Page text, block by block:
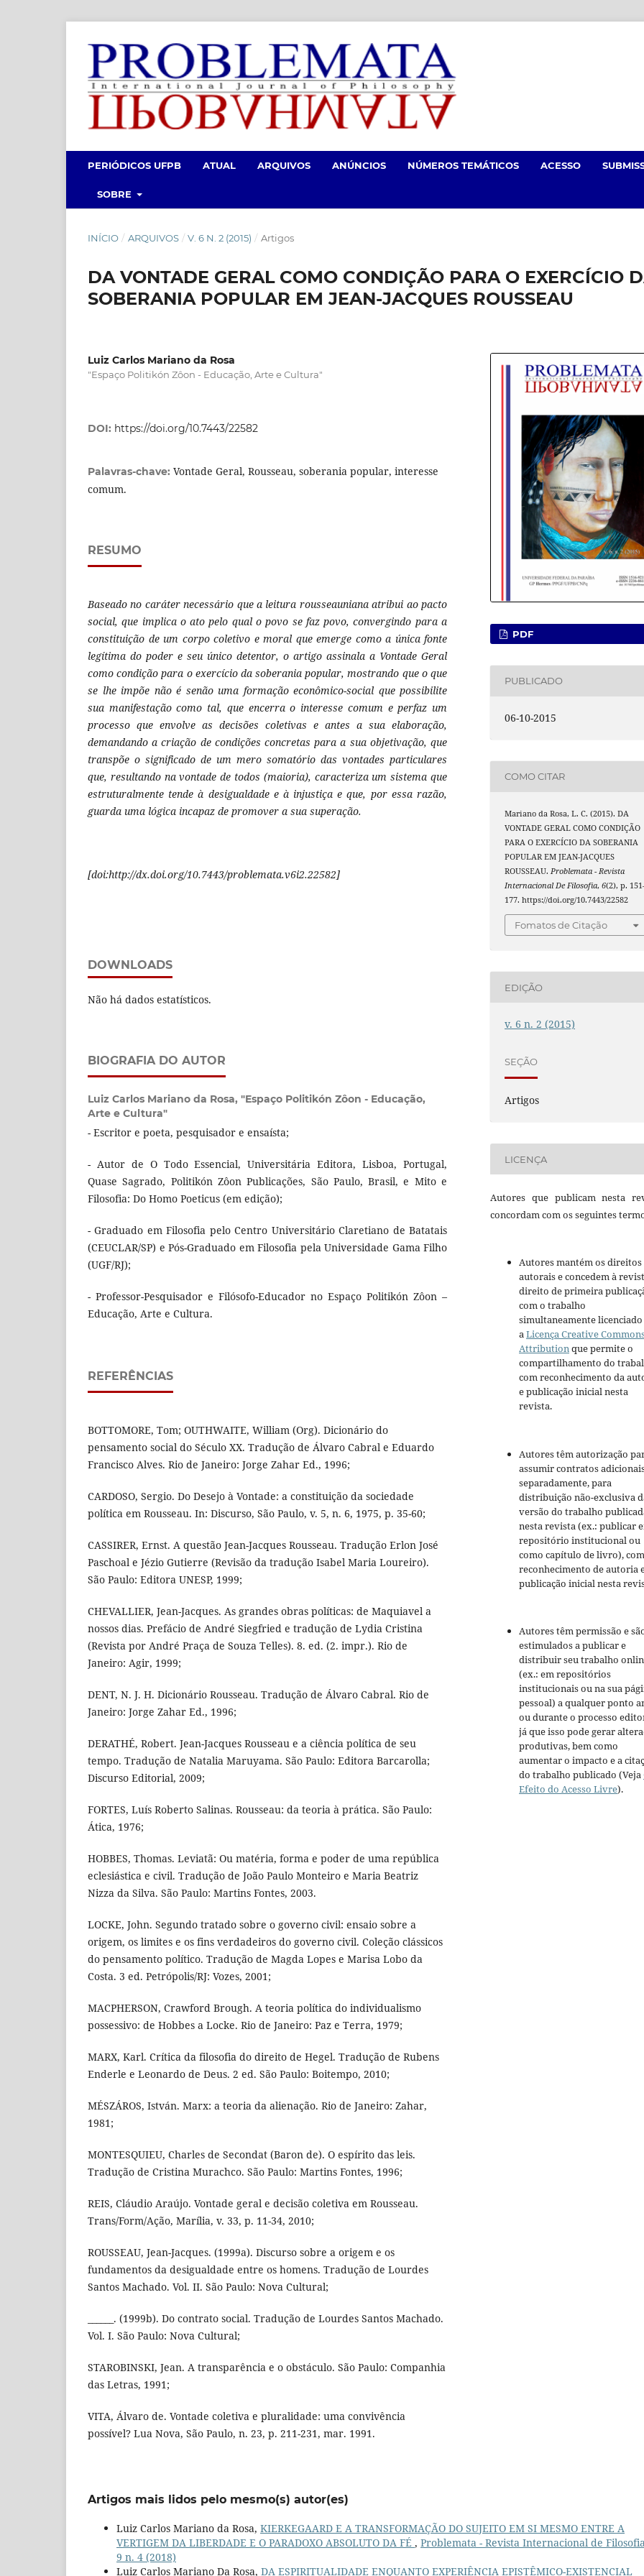
PERIÓDICOS UFPB ATUAL ARQUIVOS ANÚNCIOS NÚMEROS TEMÁTICOS ACESSO
SOBRE
INÍCIO / ARQUIVOS / V. 6 N. 2 (2015) / Artigos
DA VONTADE GERAL COMO CONDIÇÃO PARA O EXERCÍCIO
SOBERANIA POPULAR EM JEAN-JACQUES ROUSSEAU
Luiz Carlos Mariano da Rosa
"Espaço Politikón Zôon - Educação, Arte e Cultura"
DOI: https://doi.org/10.7443/22582
Palavras-chave: Vontade Geral, Rousseau, soberania popular, interesse
comum.
RESUMO
Baseado no caráter necessário que a leitura rousseauniana atribui ao pacto
social, que implica o ato pelo qual o povo se faz povo, convergindo para a
constituição de um corpo coletivo e moral que emerge como a única fonte
legítima do poder e seu único detentor, o artigo assinala a Vontade Geral
como condição para o exercício da soberania popular, mostrando que o que
se lhe impõe não é senão uma formação econômico-social que possibilite
sua manifestação como tal, que encerra o interesse comum e perfaz um
processo que envolve as decisões coletivas e antes a sua elaboração,
demandando a criação de condições concretas para a sua objetivação, que
transpõe o significado de um mero somatório das vontades particulares
que, resultando na vontade de todos (maioria), caracteriza um sistema que
estruturalmente tende à desigualdade e à injustiça e que, por essa razão,
guarda uma lógica incapaz de promover a sua superação.
[doi:http://dx.doi.org/10.7443/problemata.v6i2.22582]
DOWNLOADS
Não há dados estatísticos.
BIOGRAFIA DO AUTOR
Luiz Carlos Mariano da Rosa, "Espaço Politikón Zôon - Educação,
Arte e Cultura"
- Escritor e poeta, pesquisador e ensaísta;
- Autor de O Todo Essencial, Universitária Editora, Lisboa, Portugal,
Quase Sagrado, Politikón Zôon Publicações, São Paulo, Brasil, e Mito e
Filosofia: Do Homo Poeticus (em edição);
- Graduado em Filosofia pelo Centro Universitário Claretiano de Batatais
(CEUCLAR/SP) e Pós-Graduado em Filosofia pela Universidade Gama Filho
(UGF/RJ);
- Professor-Pesquisador e Filósofo-Educador no Espaço Politikón Zôon –
Educação, Arte e Cultura.
REFERÊNCIAS
BOTTOMORE, Tom; OUTHWAITE, William (Org). Dicionário do
pensamento social do Século XX. Tradução de Álvaro Cabral e Eduardo
Francisco Alves. Rio de Janeiro: Jorge Zahar Ed., 1996;
CARDOSO, Sergio. Do Desejo à Vontade: a constituição da sociedade
política em Rousseau. In: Discurso, São Paulo, v. 5, n. 6, 1975, p. 35-60;
CASSIRER, Ernst. A questão Jean-Jacques Rousseau. Tradução Erlon José
Paschoal e Jézio Gutierre (Revisão da tradução Isabel Maria Loureiro).
São Paulo: Editora UNESP, 1999;
CHEVALLIER, Jean-Jacques. As grandes obras políticas: de Maquiavel a
nossos dias. Prefácio de André Siegfried e tradução de Lydia Cristina
(Revista por André Praça de Souza Telles). 8. ed. (2. impr.). Rio de
Janeiro: Agir, 1999;
DENT, N. J. H. Dicionário Rousseau. Tradução de Álvaro Cabral. Rio de
Janeiro: Jorge Zahar Ed., 1996;
DERATHÉ, Robert. Jean-Jacques Rousseau e a ciência política de seu
tempo. Tradução de Natalia Maruyama. São Paulo: Editora Barcarolla;
Discurso Editorial, 2009;
FORTES, Luís Roberto Salinas. Rousseau: da teoria à prática. São Paulo:
Ática, 1976;
HOBBES, Thomas. Leviatã: Ou matéria, forma e poder de uma república
eclesiástica e civil. Tradução de João Paulo Monteiro e Maria Beatriz
Nizza da Silva. São Paulo: Martins Fontes, 2003.
LOCKE, John. Segundo tratado sobre o governo civil: ensaio sobre a
origem, os limites e os fins verdadeiros do governo civil. Coleção clássicos
do pensamento político. Tradução de Magda Lopes e Marisa Lobo da
Costa. 3 ed. Petrópolis/RJ: Vozes, 2001;
MACPHERSON, Crawford Brough. A teoria política do individualismo
possessivo: de Hobbes a Locke. Rio de Janeiro: Paz e Terra, 1979;
MARX, Karl. Crítica da filosofia do direito de Hegel. Tradução de Rubens
Enderle e Leonardo de Deus. 2 ed. São Paulo: Boitempo, 2010;
MÉSZÁROS, István. Marx: a teoria da alienação. Rio de Janeiro: Zahar,
1981;
MONTESQUIEU, Charles de Secondat (Baron de). O espírito das leis.
Tradução de Cristina Murachco. São Paulo: Martins Fontes, 1996;
REIS, Cláudio Araújo. Vontade geral e decisão coletiva em Rousseau.
Trans/Form/Ação, Marília, v. 33, p. 11-34, 2010;
ROUSSEAU, Jean-Jacques. (1999a). Discurso sobre a origem e os
fundamentos da desigualdade entre os homens. Tradução de Lourdes
Santos Machado. Vol. II. São Paulo: Nova Cultural;
______. (1999b). Do contrato social. Tradução de Lourdes Santos Machado.
Vol. I. São Paulo: Nova Cultural;
STAROBINSKI, Jean. A transparência e o obstáculo. São Paulo: Companhia
das Letras, 1991;
VITA, Álvaro de. Vontade coletiva e pluralidade: uma convivência
possível? Lua Nova, São Paulo, n. 23, p. 211-231, mar. 1991.
PDF
PUBLICADO
06-10-2015
COMO CITAR
Mariano da Rosa, L. C. (2015). DA
VONTADE GERAL COMO CONDIÇÃO
PARA O EXERCÍCIO DA SOBERANIA
POPULAR EM JEAN-JACQUES
ROUSSEAU.Problemata - Revista
Internacional De Filosofia,6(2), p.
177. https://doi.org/10.7443/22582
Fomatos de Citação
EDIÇÃO
v. 6 n. 2 (2015)
SEÇÃO
Artigos
LICENÇA
Autores que publicam nesta
concordam com os seguintes
Autores mantém os direitos
autorais e concedem à
direito de primeira
com o trabalho
simultaneamente
aLicença Creative
Attributionque permite o
compartilhamento do
com reconhecimento da
e publicação inicial nesta
revista.
Autores têm autorização
assumir contratos
separadamente, para
distribuição não-exclusiva
versão do trabalho
nesta revista (ex.: publicar
repositório institucional ou
como capítulo de livro), com
reconhecimento de autoria
publicação inicial nesta
Autores têm permissão e
estimulados a publicar e
distribuir seu trabalho
(ex.: em repositórios
institucionais ou na sua
pessoal) a qualquer ponto
ou durante o processo
já que isso pode gerar
produtivas, bem como
aumentar o impacto e a
do trabalho publicado (Veja
Efeito do Acesso Livre).
Artigos mais lidos pelo mesmo(s) autor(es)
Luiz Carlos Mariano da Rosa, KIERKEGAARD E A TRANSFORMAÇÃO DO SUJEITO EM SI MESMO ENTRE A
VERTIGEM DA LIBERDADE E O PARADOXO ABSOLUTO DA FÉ , Problemata - Revista Internacional de
9 n. 4 (2018)
Luiz Carlos Mariano Da Rosa, DA ESPIRITUALIDADE ENQUANTO EXPERIÊNCIA EPISTÊMICO-EXISTENCIAL